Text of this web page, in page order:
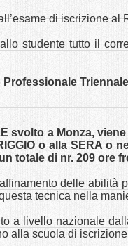
di iscrizione
studente tutto il
svolto a Monza,
o alla SERA
totale di nr. 209 ore
delle
tecnica nella
a livello nazionale
alla scuola di